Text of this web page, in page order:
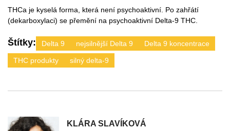
THCa je kyselá forma, která není psychoaktivní. Po zahřátí
(dekarboxylaci) se přemění na psychoaktivní Delta‑9 THC.
Štítky: Delta 9 nejsilnější Delta 9 Delta 9 koncentrace
THC produkty silný delta‑9
KLÁRA SLAVÍKOVÁ